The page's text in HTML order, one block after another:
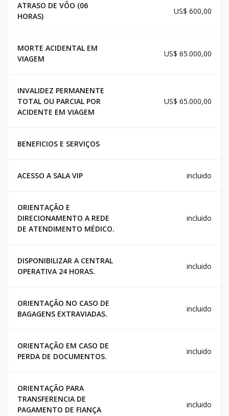
ATRASO DE VÔO (06
HORAS)
US$ 600,00
MORTE ACIDENTAL EM
VIAGEM
US$ 65.000,00
INVALIDEZ PERMANENTE
TOTAL OU PARCIAL POR
ACIDENTE EM VIAGEM
US$ 65.000,00
BENEFICIOS E SERVIÇOS
ACESSO A SALA VIP incluido
ORIENTAÇÃO E
DIRECIONAMENTO A REDE
DE ATENDIMENTO MÉDICO.
incluido
DISPONIBILIZAR A CENTRAL
OPERATIVA 24 HORAS.
incluido
ORIENTAÇÃO NO CASO DE
BAGAGENS EXTRAVIADAS.
incluido
ORIENTAÇÃO EM CASO DE
PERDA DE DOCUMENTOS.
incluido
ORIENTAÇÃO PARA
TRANSFERENCIA DE
PAGAMENTO DE FIANÇA
incluido